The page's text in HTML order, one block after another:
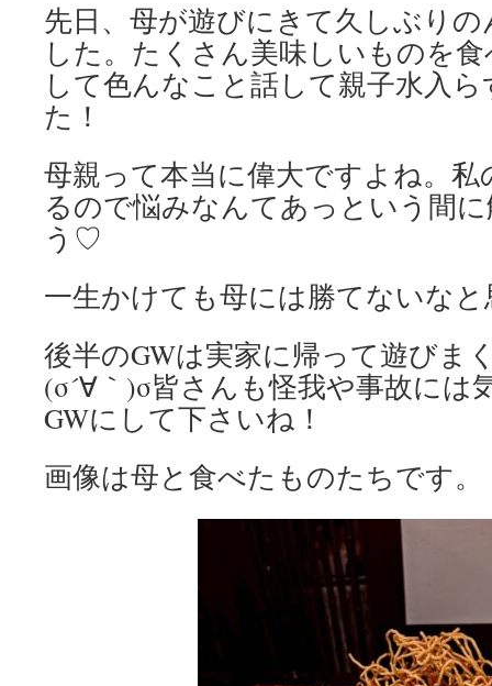
先日、母が遊びにきて久しぶり
した。たくさん美味しいものを
して色んなこと話して親子水入
た！
母親って本当に偉大ですよね。
るので悩みなんてあっという間
う♡
一生かけても母には勝てないな
後半のGWは実家に帰って遊びま
(σ´∀｀)σ皆さんも怪我や事故には
GWにして下さいね！
画像は母と食べたものたちです。